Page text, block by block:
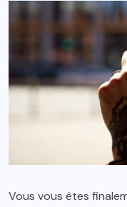
Vous vous êtes